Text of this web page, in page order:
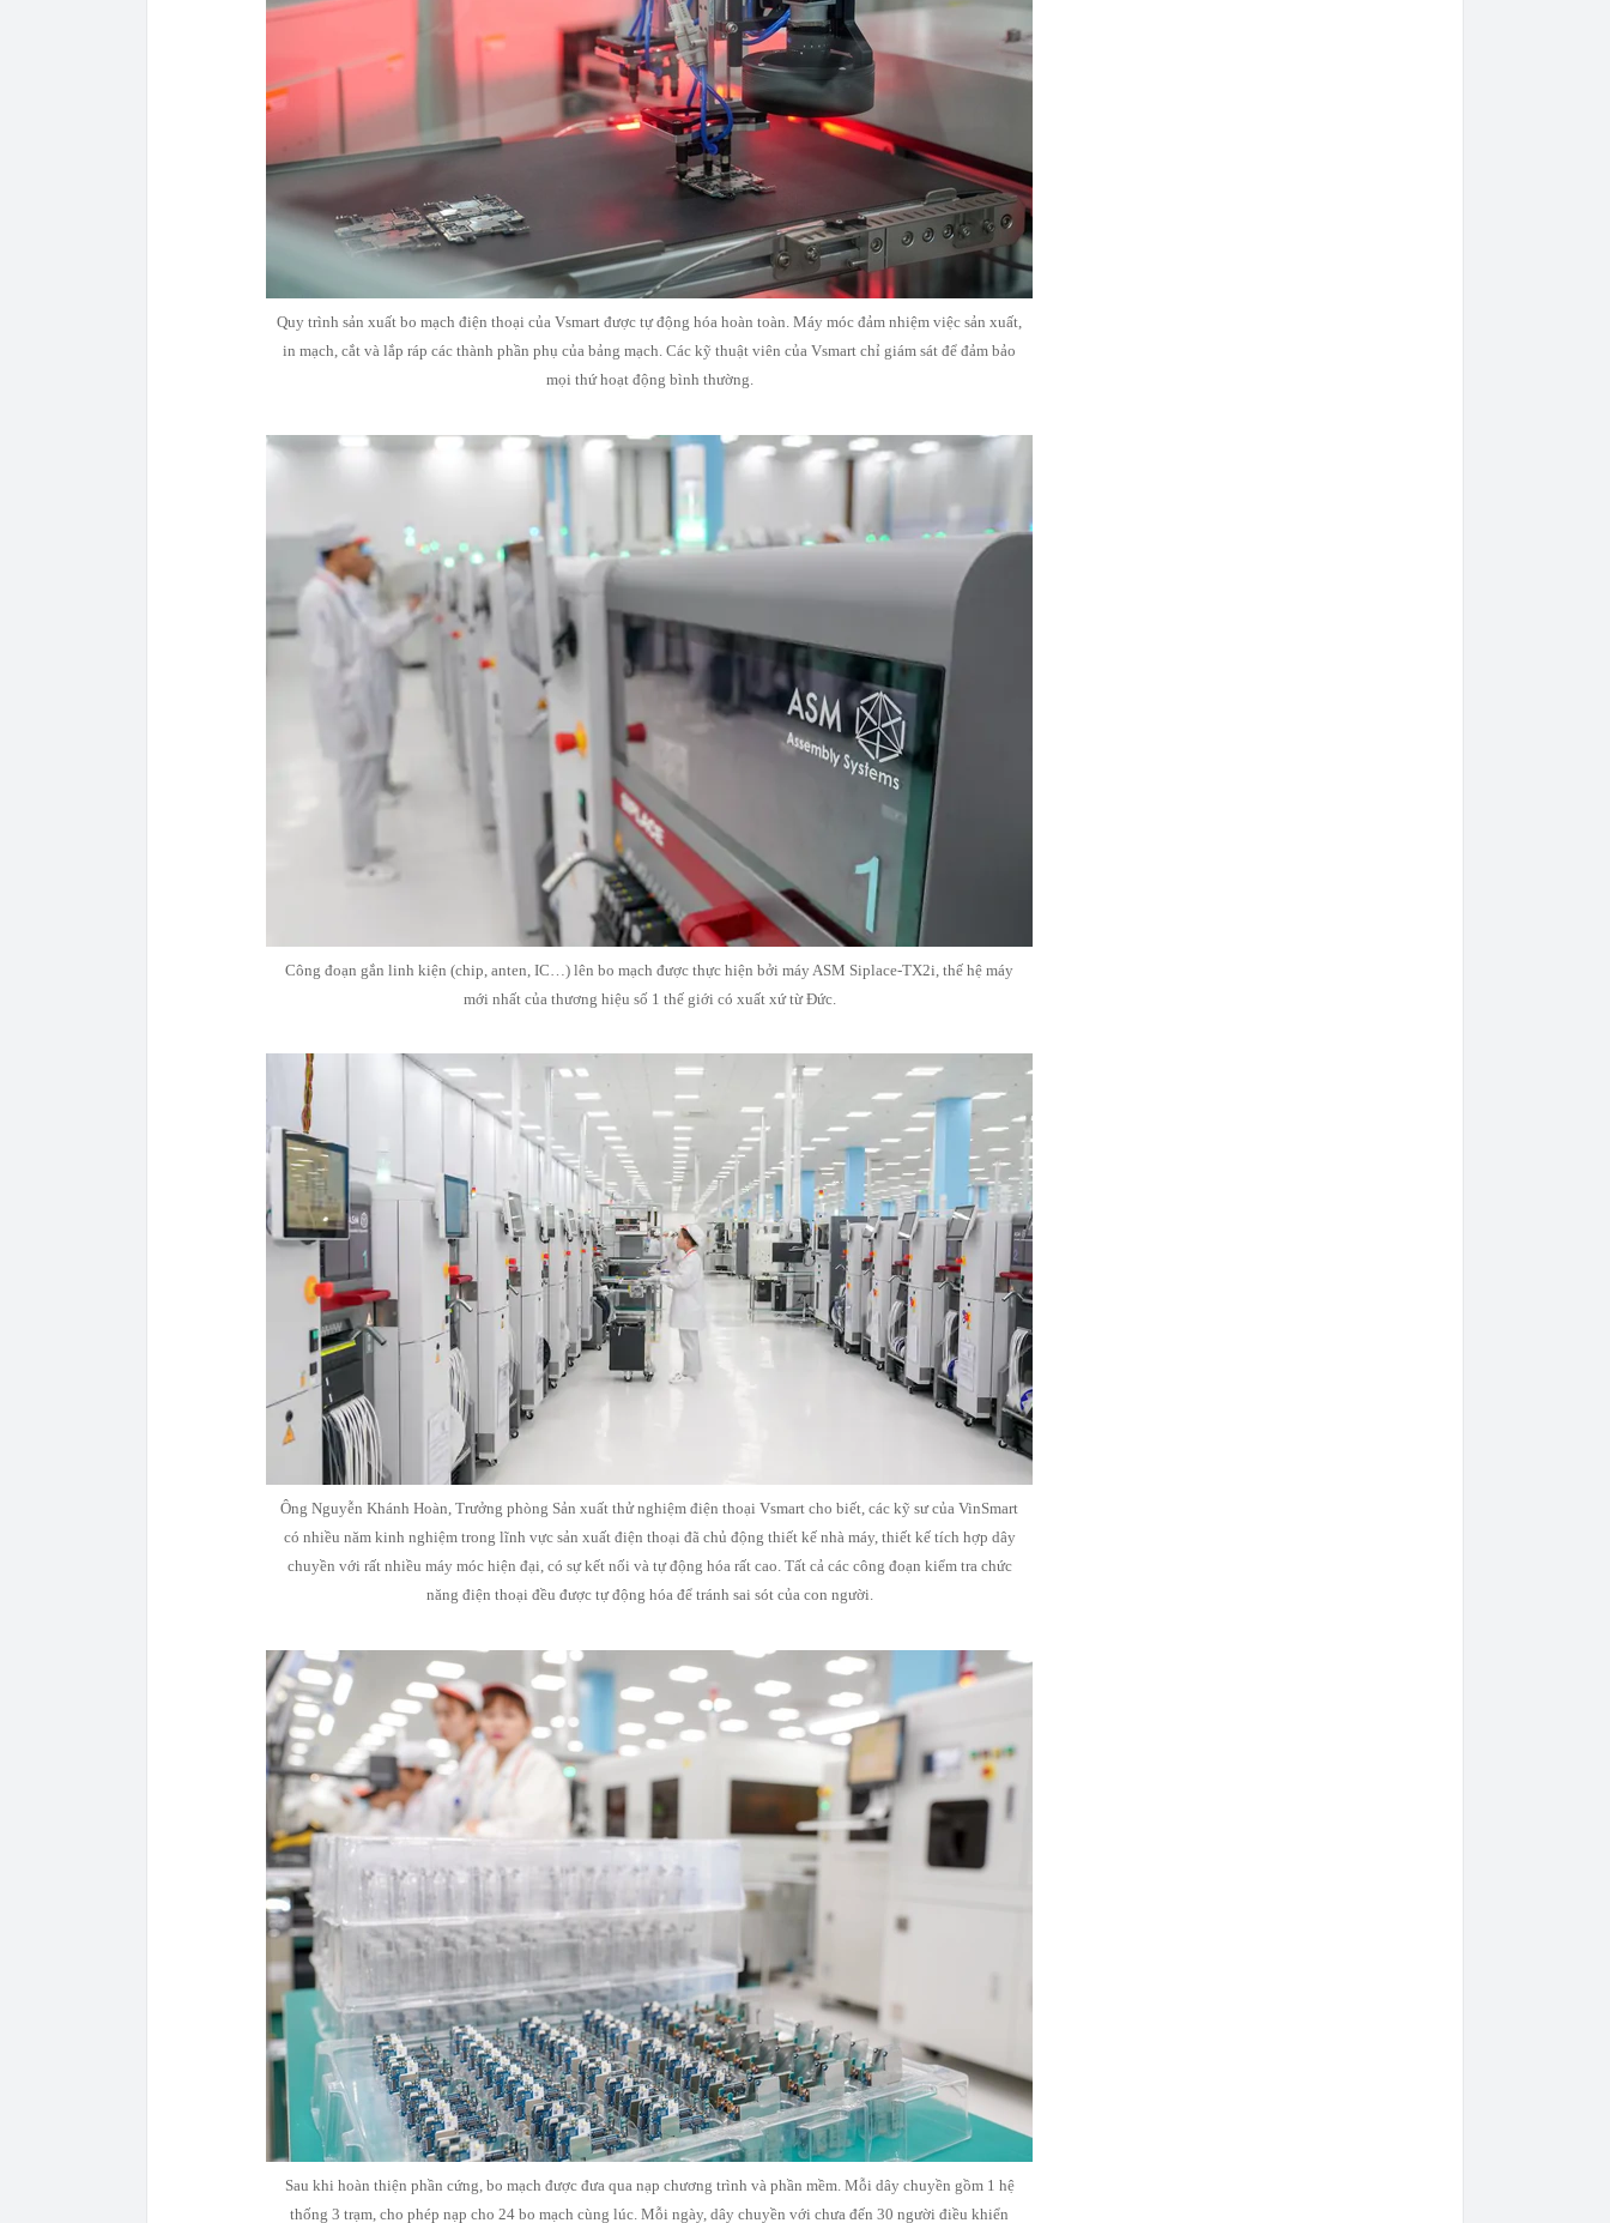
Quy trình sản xuất bo mạch điện thoại của Vsmart được tự động hóa hoàn toàn. Máy móc đảm nhiệm việc sản xuất,
in mạch, cắt và lắp ráp các thành phần phụ của bảng mạch. Các kỹ thuật viên của Vsmart chỉ giám sát để đảm bảo
mọi thứ hoạt động bình thường.
Công đoạn gắn linh kiện (chip, anten, IC…) lên bo mạch được thực hiện bởi máy ASM Siplace-TX2i, thế hệ máy
mới nhất của thương hiệu số 1 thế giới có xuất xứ từ Đức.
Ông Nguyễn Khánh Hoàn, Trưởng phòng Sản xuất thử nghiệm điện thoại Vsmart cho biết, các kỹ sư của VinSmart
có nhiều năm kinh nghiệm trong lĩnh vực sản xuất điện thoại đã chủ động thiết kế nhà máy, thiết kế tích hợp dây
chuyền với rất nhiều máy móc hiện đại, có sự kết nối và tự động hóa rất cao. Tất cả các công đoạn kiểm tra chức
năng điện thoại đều được tự động hóa để tránh sai sót của con người.
Sau khi hoàn thiện phần cứng, bo mạch được đưa qua nạp chương trình và phần mềm. Mỗi dây chuyền gồm 1 hệ
thống 3 trạm, cho phép nạp cho 24 bo mạch cùng lúc. Mỗi ngày, dây chuyền với chưa đến 30 người điều khiển